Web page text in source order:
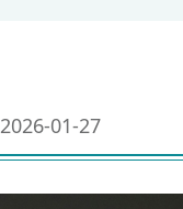
2026-01-27